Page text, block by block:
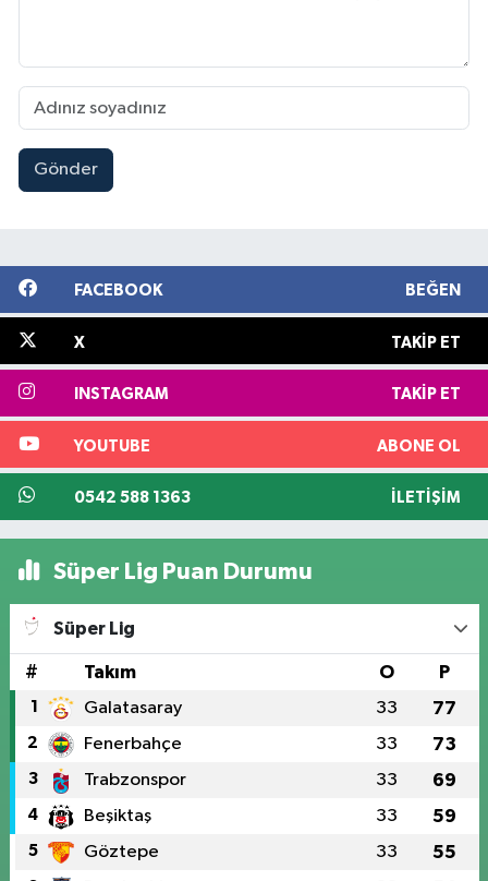
Gönder
FACEBOOK BEĞEN
X TAKIP ET
INSTAGRAM TAKIP ET
YOUTUBE ABONE OL
0542 588 1363 İLETIŞIM
Süper Lig Puan Durumu
Süper Lig
# Takım O P
1 Galatasaray 33 77
2 Fenerbahçe 33 73
3 Trabzonspor 33 69
4 Beşiktaş 33 59
5 Göztepe 33 55